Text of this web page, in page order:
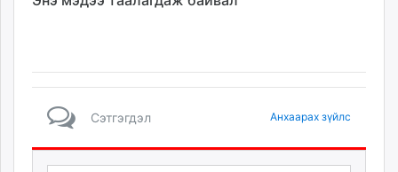
Сэтгэгдэл Анхаарах зүйлс